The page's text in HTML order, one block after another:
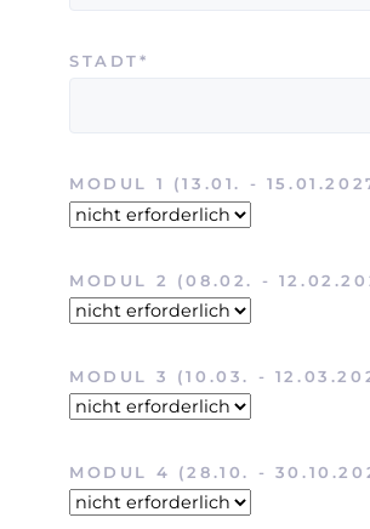
PFLICHTFELD
STADT*
PFLICHTFELD
MODUL 1 (13.01. -
PFLICHTFELD
MODUL 2 (08.02. -
PFLICHTFELD
MODUL 3 (10.03. -
PFLICHTFELD
MODUL 4 (28.10. -